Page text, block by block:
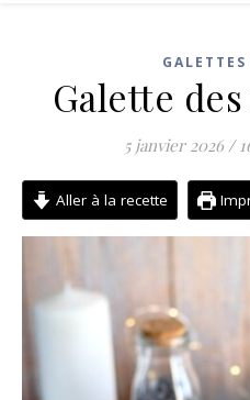
Galette
5 janvier 2026 /
Aller à la recette